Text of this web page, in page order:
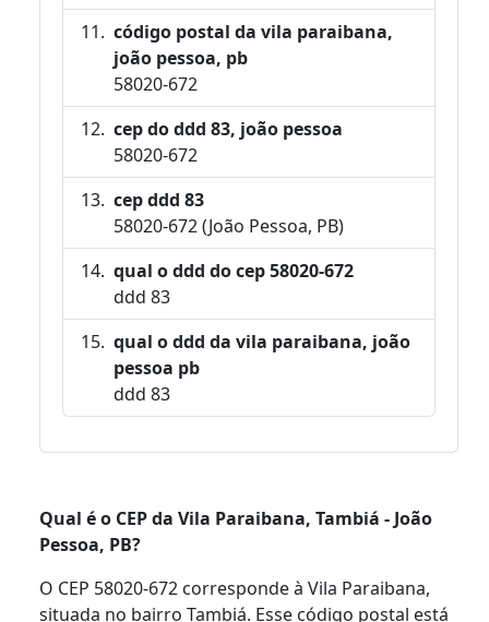
código postal da vila paraibana,
joão pessoa, pb
58020-672
cep do ddd 83, joão pessoa
58020-672
cep ddd 83
58020-672 (João Pessoa, PB)
qual o ddd do cep 58020-672
ddd 83
qual o ddd da vila paraibana, joão
pessoa pb
ddd 83
Qual é o CEP da Vila Paraibana, Tambiá - João
Pessoa, PB?
O CEP 58020-672 corresponde à Vila Paraibana,
situada no bairro Tambiá. Esse código postal está